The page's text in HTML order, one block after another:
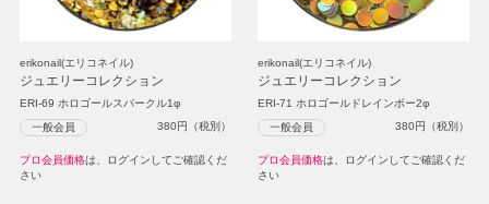
erikonail(エリコネイル)
ジュエリーコレクション
ERI-69 ホロゴールスパークル1φ
一般会員 380円（税別）
プロ会員価格は、ログインしてご確認くだ
さい
erikonail(エリコネイル)
ジュエリーコレクション
ERI-71 ホロゴールドレインボー2φ
一般会員 380円（税別）
プロ会員価格は、ログインしてご確認くだ
さい